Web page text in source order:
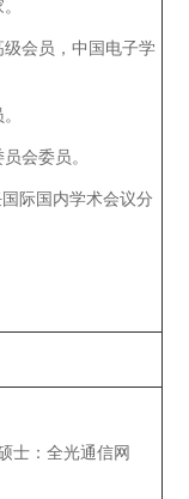
会员，中国电子学
会委员。
际国内学术会议分
士：全光通信网